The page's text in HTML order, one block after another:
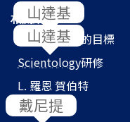
相關網站
Scientology
的目標
Scientology研修
L. 羅恩 賀伯特
教會搜尋器
山達基
山達基
戴尼提